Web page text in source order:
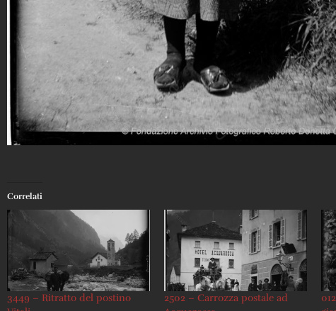
Correlati
3449 – Ritratto del postino
2502 – Carrozza postale ad